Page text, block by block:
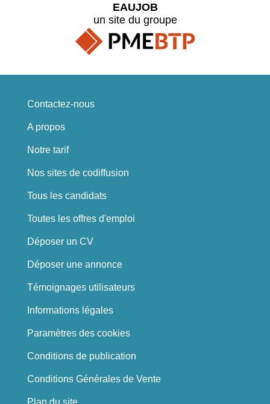
EAUJOB
un site du groupe
Contactez-nous
A propos
Notre tarif
Nos sites de codiffusion
Tous les candidats
Toutes les offres d'emploi
Déposer un CV
Déposer une annonce
Témoignages utilisateurs
Informations légales
Paramètres des cookies
Conditions de publication
Conditions Générales de Vente